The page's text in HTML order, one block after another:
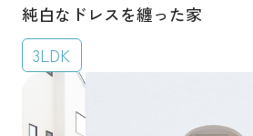
純白なドレスを纏った家
3LDK